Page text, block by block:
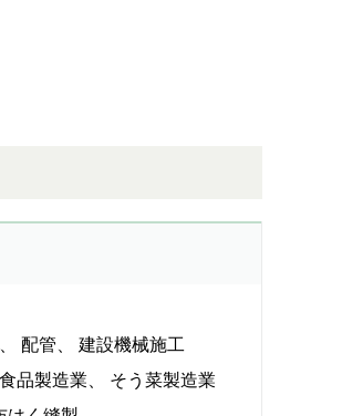
配管 建設機械施工
品製造業 そう菜製造業